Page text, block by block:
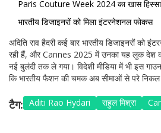
Paris Couture Week 2024 का खास हिस्सा
भारतीय डिजाइनरों को मिला इंटरनेशनल फोकस
अदिति राव हैदरी कई बार भारतीय डिजाइनरों को
रही हैं, और Cannes 2025 में उनका यह लुक देश की
नई बुलंदी तक ले गया। विदेशी मीडिया में भी इस
कि भारतीय फैशन की चमक अब सीमाओं से परे
टैग: Aditi Rao Hydari राहुल मिश्रा